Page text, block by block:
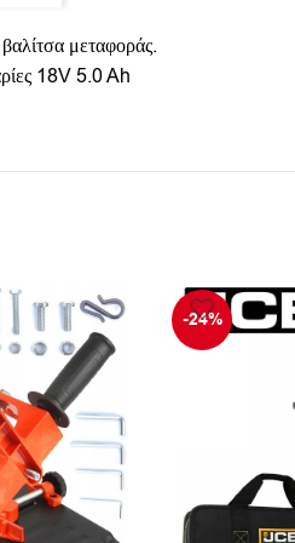
μεταφοράς.
18V 5.0 Ah
-24%